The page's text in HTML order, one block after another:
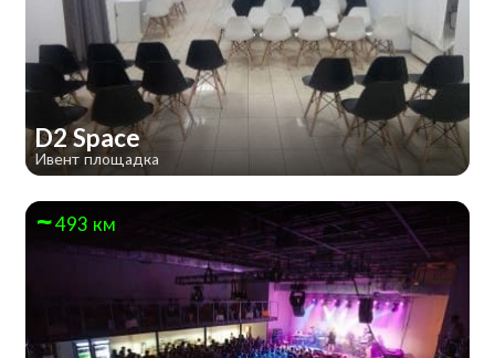
D2 Space
Ивент площадка
493 км